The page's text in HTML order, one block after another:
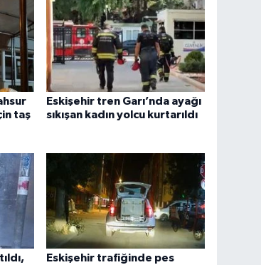
taş
Eskişehir tren Garı’nda ayağı
sıkışan kadın yolcu kurtarıldı
Eskişehir trafiğinde pes